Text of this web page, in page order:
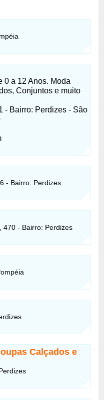
0 a 12 Anos. Moda
Conjuntos e muito
- Bairro: Perdizes - São
- Bairro: Perdizes
470 - Bairro: Perdizes
Calçados e